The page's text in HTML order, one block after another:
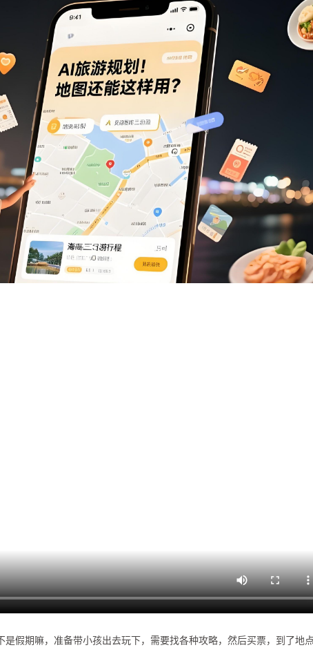
假期嘛，准备带小孩出去玩下，需要找各种攻略，然后买票，到了地